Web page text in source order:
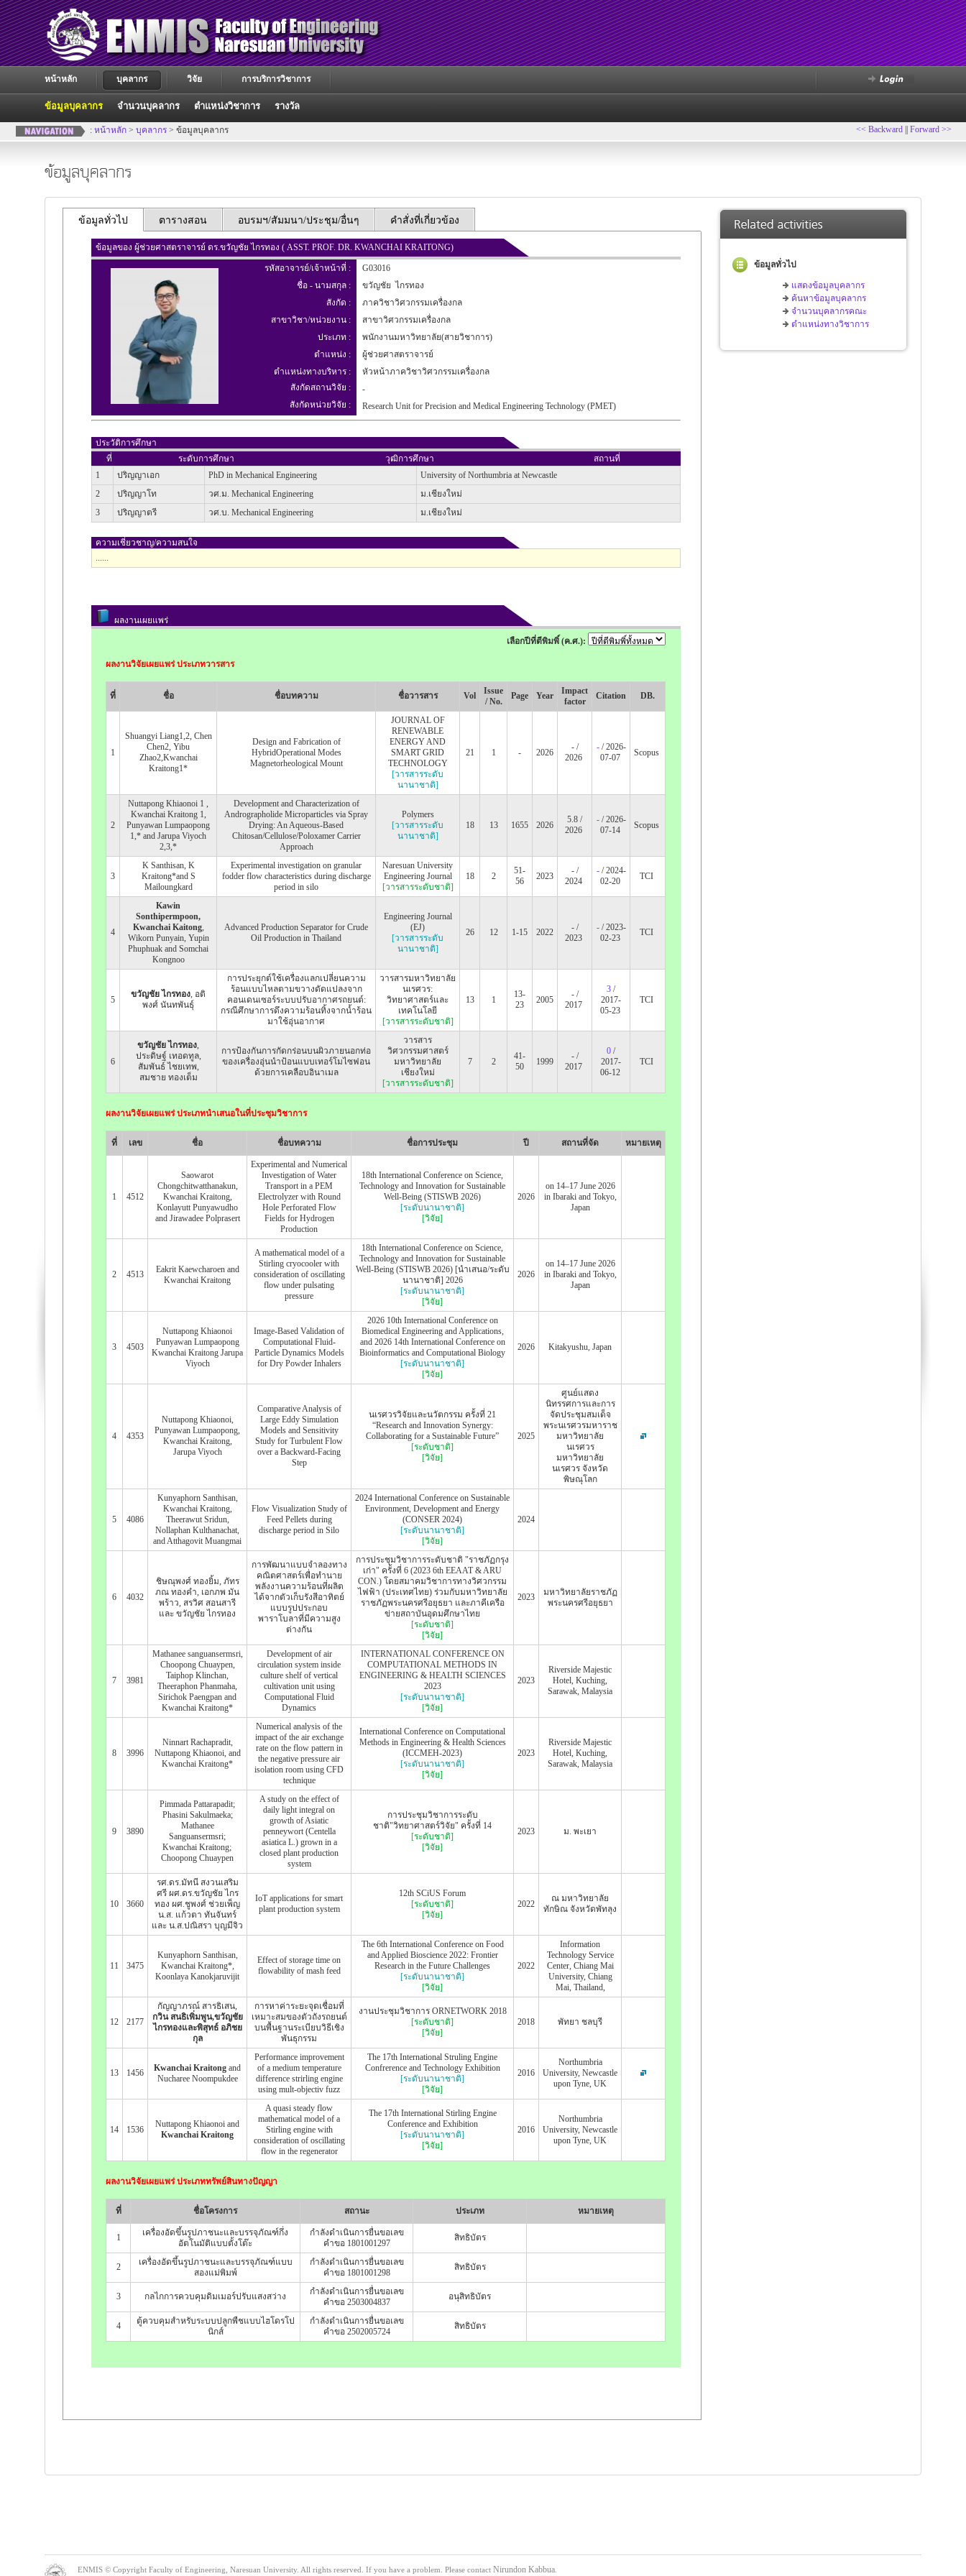
หน้าหลัก บุคลากร
ข้อมูลบุคลากร จำนวนบุคลากร ตำแหน่งวิชาการ รางวัล
วิจัย การบริการวิชาการ
: หน้าหลัก > บุคลากร > ข้อมูลบุคลากร << Backward Forward >>
ข้อมูลบุคลากร
ข้อมูลทั่วไป ตารางสอน อบรมฯ/สัมมนา/ประชุม/อื่นๆ คำสั่งที่เกี่ยวข้อง
ข้อมูลของ ผู้ช่วยศาสตราจารย์ ดร.ขวัญชัย ไกรทอง ( ASST. PROF. DR. KWANCHAI KRAITONG)
รหัสอาจารย์/เจ้าหน้าที่ :
G03016
ชื่อ - นามสกุล :
ขวัญชัย ไกรทอง
สังกัด :
ภาควิชาวิศวกรรมเครื่องกล
สาขาวิชา/หน่วยงาน :
สาขาวิศวกรรมเครื่องกล
ประเภท :
พนักงานมหาวิทยาลัย(สายวิชาการ)
ตำแหน่ง :
ผู้ช่วยศาสตราจารย์
ตำแหน่งทางบริหาร :
หัวหน้าภาควิชาวิศวกรรมเครื่องกล
สังกัดสถานวิจัย :
-
สังกัดหน่วยวิจัย :
Research Unit for Precision and Medical Engineering Technology (PMET)
ประวัติการศึกษา
ที่
ระดับการศึกษา วุฒิการศึกษา
สถานที่
1
ปริญญาเอก PhD in Mechanical Engineering
University of Northumbria at Newcastle
2
ปริญญาโท วศ.ม. Mechanical Engineering
ม.เชียงใหม่
3
ปริญญาตรี วศ.บ. Mechanical Engineering ม.เชียงใหม่
ความเชี่ยวชาญ/ความสนใจ
......
ผลงานเผยแพร่
เลือกปีที่ตีพิมพิ์ (ค.ศ.):
ผลงานวิจัยเผยแพร่ ประเภทวารสาร
ที่ ชื่อ ชื่อบทความ ชื่อวารสาร Vol
Issue
/ No.
Page Year
Impact
factor
Citation DB.
1
Shuangyi Liang1,2, Chen
Chen2, Yibu
Zhao2,Kwanchai
Kraitong1*
Design and Fabrication of
HybridOperational Modes
Magnetorheological Mount
JOURNAL OF
RENEWABLE
ENERGY AND
SMART GRID
TECHNOLOGY
[วารสารระดับ
นานาชาติ]
21 1 - 2026
- /
2026
-/ 2026-
07-07
Scopus
2
Nuttapong Khiaonoi 1 ,
Kwanchai Kraitong 1,
Punyawan Lumpaopong
1,* and Jarupa Viyoch
2,3,*
Development and Characterization of
Andrographolide Microparticles via Spray
Drying: An Aqueous-Based
Chitosan/Cellulose/Poloxamer Carrier
Approach
Polymers
[วารสารระดับ
นานาชาติ]
18 13 1655 2026
5.8 /
2026
-/ 2026-
07-14
Scopus
3
K Santhisan, K
Kraitong*and S
Mailoungkard
Experimental investigation on granular
fodder flow characteristics during discharge
period in silo
Naresuan University
Engineering Journal
[วารสารระดับชาติ]
18 2
51-
56
2023
- /
2024
-/ 2024-
02-20
TCI
4
Kawin
Sonthipermpoon,
Kwanchai Kaitong,
Wikorn Punyain, Yupin
Phuphuak and Somchai
Kongnoo
Advanced Production Separator for Crude
Oil Production in Thailand
Engineering Journal
(EJ)
[วารสารระดับ
นานาชาติ]
26 12 1-15 2022
- /
2023
-/ 2023-
02-23
TCI
5
ขวัญชัย ไกรทอง , อติ
พงศ์ นันทพันธุ์
การประยุกต์ใช้เครื่องแลกเปลี่ยนความ
ร้อนแบบไหลตามขวางดัดแปลงจาก
คอนเดนเซอร์ระบบปรับอากาศรถยนต์:
กรณีศึกษาการดึงความร้อนทิ้งจากน้ำร้อน
มาใช้อุ่นอากาศ
วารสารมหาวิทยาลัย
นเรศวร:
วิทยาศาสตร์และ
เทคโนโลยี
[วารสารระดับชาติ]
13 1
13-
23
2005
- /
2017
3 /
2017-
05-23
TCI
6
ขวัญชัย ไกรทอง
ประดิษฐ์ เทอดทูล,
สัมพันธ์ ไชยเทพ,
สมชาย ทองเต็ม
การป้องกันการกัดกร่อนบนผิวภายนอกท่อ
ของเครื่องอุ่นนำป้อนแบบเทอร์โมไซฟอน
ด้วยการเคลือบอินาเมล
วารสาร
วิศวกรรมศาสตร์
มหาวิทยาลัย
เชียงใหม่
[วารสารระดับชาติ]
7 2
41-
50
1999
- /
2017
0 /
2017-
06-12
TCI
ผลงานวิจัยเผยแพร่ ประเภทนำเสนอในที่ประชุมวิชาการ
ที่ เลข ชื่อ ชื่อบทความ ชื่อการประชุม ปี สถานที่จัด หมายเหตุ
1 4512
Saowarot
Chongchitwatthanakun,
Kwanchai Kraitong,
Konlayutt Punyawudho
and Jirawadee Polprasert
Experimental and Numerical
Investigation of Water
Transport in a PEM
Electrolyzer with Round
Hole Perforated Flow
Fields for Hydrogen
Production
18th International Conference on Science,
Technology and Innovation for Sustainable
Well-Being (STISWB 2026)
[ระดับนานาชาติ]
[วิจัย]
2026
on 14–17 June 2026
in Ibaraki and Tokyo,
Japan
2 4513
Eakrit Kaewcharoen and
Kwanchai Kraitong
A mathematical model of a
Stirling cryocooler with
consideration of oscillating
flow under pulsating
pressure
18th International Conference on Science,
Technology and Innovation for Sustainable
Well-Being (STISWB 2026) [นำเสนอ/ระดับ
นานาชาติ] 2026
[ระดับนานาชาติ]
[วิจัย]
2026
on 14–17 June 2026
in Ibaraki and Tokyo,
Japan
3 4503
Nuttapong Khiaonoi
Punyawan Lumpaopong
Kwanchai Kraitong Jarupa
Viyoch
Image-Based Validation of
Computational Fluid-
Particle Dynamics Models
for Dry Powder Inhalers
2026 10th International Conference on
Biomedical Engineering and Applications,
and 2026 14th International Conference on
Bioinformatics and Computational Biology
[ระดับนานาชาติ]
[วิจัย]
2026 Kitakyushu, Japan
4 4353
Nuttapong Khiaonoi,
Punyawan Lumpaopong,
Kwanchai Kraitong,
Jarupa Viyoch
Comparative Analysis of
Large Eddy Simulation
Models and Sensitivity
Study for Turbulent Flow
over a Backward-Facing
Step
นเรศวรวิจัยและนวัตกรรม ครั้งที่ 21
“Research and Innovation Synergy:
Collaborating for a Sustainable Future”
[ระดับชาติ]
[วิจัย]
2025
ศูนย์แสดง
นิทรรศการและการ
จัดประชุมสมเด็จ
พระนเรศวรมหาราช
มหาวิทยาลัย
นเรศวร
มหาวิทยาลัย
นเรศวร จังหวัด
พิษณุโลก
5 4086
Kunyaphorn Santhisan,
Kwanchai Kraitong,
Theerawut Sridun,
Nollaphan Kulthanachat,
and Atthagovit Muangmai
Flow Visualization Study of
Feed Pellets during
discharge period in Silo
2024 International Conference on Sustainable
Environment, Development and Energy
(CONSER 2024)
[ระดับนานาชาติ]
[วิจัย]
2024
6 4032
ชิษณุพงศ์ ทองยิ้ม, ภัทร
ภณ ทองคำ, เอกภพ มัน
พร้าว, สรวิศ สอนสารี
และ ขวัญชัย ไกรทอง
การพัฒนาแบบจำลองทาง
คณิตศาสตร์เพื่อทำนาย
พลังงานความร้อนที่ผลิต
ได้จากตัวเก็บรังสีอาทิตย์
แบบรูปประกอบ
พาราโบลาที่มีความสูง
ต่างกัน
การประชุมวิชาการระดับชาติ "ราชภัฏกรุง
เก่า" ครั้งที่ 6 (2023 6th EEAAT & ARU
CON.) โดยสมาคมวิชาการทางวิศวกรรม
ไฟฟ้า (ประเทศไทย) ร่วมกับมหาวิทยาลัย
ราชภัฏพระนครศรีอยุธยา และภาคีเครือ
ข่ายสถาบันอุดมศึกษาไทย
[ระดับชาติ]
[วิจัย]
2023
มหาวิทยาลัยราชภัฏ
พระนครศรีอยุธยา
7 3981
Mathanee sanguansermsri,
Choopong Chuaypen,
Taiphop Klinchan,
Theeraphon Phanmaha,
Sirichok Paengpan and
Kwanchai Kraitong*
Development of air
circulation system inside
culture shelf of vertical
cultivation unit using
Computational Fluid
Dynamics
INTERNATIONAL CONFERENCE ON
COMPUTATIONAL METHODS IN
ENGINEERING & HEALTH SCIENCES
2023
[ระดับนานาชาติ]
[วิจัย]
2023
Riverside Majestic
Hotel, Kuching,
Sarawak, Malaysia
8 3996
Ninnart Rachapradit,
Nuttapong Khiaonoi, and
Kwanchai Kraitong*
Numerical analysis of the
impact of the air exchange
rate on the flow pattern in
the negative pressure air
isolation room using CFD
technique
International Conference on Computational
Methods in Engineering & Health Sciences
(ICCMEH-2023)
[ระดับนานาชาติ]
[วิจัย]
2023
Riverside Majestic
Hotel, Kuching,
Sarawak, Malaysia
9 3890
Pimmada Pattarapadit;
Phasini Sakulmaeka;
Mathanee
Sanguansermsri;
Kwanchai Kraitong;
Choopong Chuaypen
A study on the effect of
daily light integral on
growth of Asiatic
penneywort (Centella
asiatica L.) grown in a
closed plant production
system
การประชุมวิชาการระดับ
ชาติ"วิทยาศาสตร์วิจัย" ครั้งที่ 14
[ระดับชาติ]
[วิจัย]
2023 ม. พะเยา
10 3660
รศ.ดร.มัทนี สงวนเสริม
ศรี ผศ.ดร.ขวัญชัย ไกร
ทอง ผศ.ชูพงศ์ ช่วยเพ็ญ
น.ส. แก้วตา ทันจันทร์
และ น.ส.ปณิสรา บุญมีจิว
IoT applications for smart
plant production system
12th SCiUS Forum
[ระดับชาติ]
[วิจัย]
2022
ณ มหาวิทยาลัย
ทักษิณ จังหวัดพัทลุง
11 3475
Kunyaphorn Santhisan,
Kwanchai Kraitong*,
Koonlaya Kanokjaruvijit
Effect of storage time on
flowability of mash feed
The 6th International Conference on Food
and Applied Bioscience 2022: Frontier
Research in the Future Challenges
[ระดับนานาชาติ]
[วิจัย]
2022
Information
Technology Service
Center, Chiang Mai
University, Chiang
Mai, Thailand,
12 2177
กัญญาภรณ์ สารธิเสน,
กวิน สนธิเพิ่มพูน,ขวัญชัย
ไกรทองและพิสุทธ์ อภิชย
กุล
การหาค่าระยะจุดเชื่อมที่
เหมาะสมของตัวถังรถยนต์
บนพื้นฐานระเบียบวิธีเชิง
พันธุกรรม
งานประชุมวิชาการ ORNETWORK 2018
[ระดับชาติ]
[วิจัย]
2018 พัทยา ชลบุรี
13 1456 Kwanchai Kraitong and
Nucharee Noompukdee
Performance improvement
of a medium temperature
difference strirling engine
using mult-objectiv fuzz
The 17th International Struling Engine
Confrerence and Technology Exhibition
[ระดับนานาชาติ]
[วิจัย]
2016
Northumbria
University, Newcastle
upon Tyne, UK
14 1536
Nuttapong Khiaonoi and
Kwanchai Kraitong
A quasi steady flow
mathematical model of a
Stirling engine with
consideration of oscillating
flow in the regenerator
The 17th International Stirling Engine
Conference and Exhibition
[ระดับนานาชาติ]
[วิจัย]
2016
Northumbria
University, Newcastle
upon Tyne, UK
ผลงานวิจัยเผยแพร่ ประเภททรัพย์สินทางปัญญา
ที่ ชื่อโครงการ สถานะ ประเภท หมายเหตุ
1
เครื่องอัดขึ้นรูปภาชนะและบรรจุภัณฑ์กึ่ง
อัตโนมัติแบบตั้งโต๊ะ
กำลังดำเนินการยื่นขอเลข
คำขอ 1801001297
สิทธิบัตร
2
เครื่องอัดขึ้นรูปภาชนะและบรรจุภัณฑ์แบบ
สองแม่พิมพ์
กำลังดำเนินการยื่นขอเลข
คำขอ 1801001298
สิทธิบัตร
3 กลไกการควบคุมดิมเมอร์ปรับแสงสว่าง
กำลังดำเนินการยื่นขอเลข
คำขอ 2503004837
อนุสิทธิบัตร
4
ตู้ควบคุมสำหรับระบบปลูกพืชแบบไฮโดรโป
นิกส์
กำลังดำเนินการยื่นขอเลข
คำขอ 2502005724
สิทธิบัตร
ข้อมูลทั่วไป
แสดงข้อมูลบุคลากร
ค้นหาข้อมูลบุคลากร
จำนวนบุคลากรคณะ
ตำแหน่งทางวิชาการ
ENMIS © Copyright Faculty of Engineering, Naresuan University. All rights reserved. If you have a problem. Please contact Nirundon Kabbua